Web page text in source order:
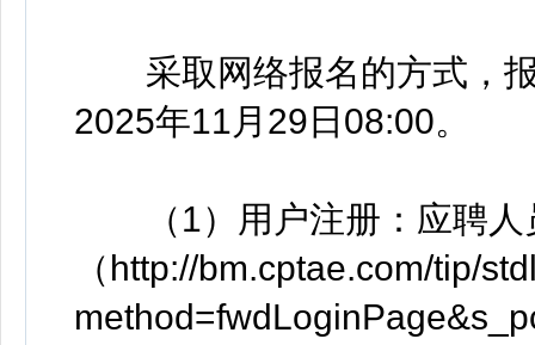
采取网络报名的方式，报
2025年11月29日08:00。
（1）用户注册：应聘人
（http://bm.cptae.com/tip/